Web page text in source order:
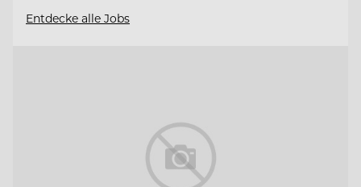
Entdecke alle Jobs